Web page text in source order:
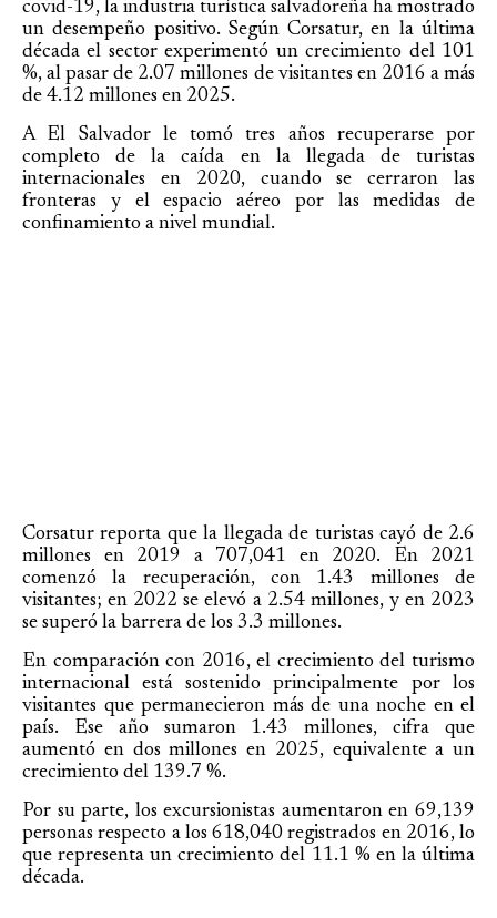
covid-19, la industria turística salvadoreña ha mostrado
un desempeño positivo. Según Corsatur, en la última
década el sector experimentó un crecimiento del 101
%, al pasar de 2.07 millones de visitantes en 2016 a más
de 4.12 millones en 2025.
A El Salvador le tomó tres años recuperarse por
completo de la caída en la llegada de turistas
internacionales en 2020, cuando se cerraron las
fronteras y el espacio aéreo por las medidas de
confinamiento a nivel mundial.
Corsatur reporta que la llegada de turistas cayó de 2.6
millones en 2019 a 707,041 en 2020. En 2021
comenzó la recuperación, con 1.43 millones de
visitantes; en 2022 se elevó a 2.54 millones, y en 2023
se superó la barrera de los 3.3 millones.
En comparación con 2016, el crecimiento del turismo
internacional está sostenido principalmente por los
visitantes que permanecieron más de una noche en el
país. Ese año sumaron 1.43 millones, cifra que
aumentó en dos millones en 2025, equivalente a un
crecimiento del 139.7 %.
Por su parte, los excursionistas aumentaron en 69,139
personas respecto a los 618,040 registrados en 2016, lo
que representa un crecimiento del 11.1 % en la última
década.